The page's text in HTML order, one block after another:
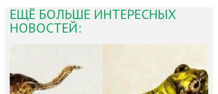
ЕЩЁ БОЛЬШЕ ИНТЕРЕСНЫХ
НОВОСТЕЙ: